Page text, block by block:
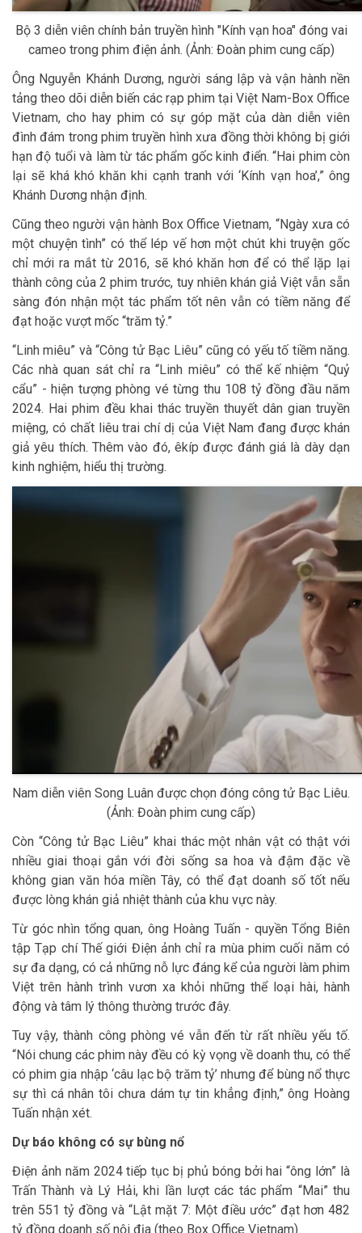
Bộ 3 diễn viên chính bản truyền hình "Kính vạn hoa" đóng vai
cameo trong phim điện ảnh. (Ảnh: Đoàn phim cung cấp)
Ông Nguyễn Khánh Dương, người sáng lập và vận hành nền
tảng theo dõi diễn biến các rạp phim tại Việt Nam-Box Office
Vietnam, cho hay phim có sự góp mặt của dàn diễn viên
đình đám trong phim truyền hình xưa đồng thời không bị giới
hạn độ tuổi và làm từ tác phẩm gốc kinh điển. “Hai phim còn
lại sẽ khá khó khăn khi cạnh tranh với ‘Kính vạn hoa’,” ông
Khánh Dương nhận định.
Cũng theo người vận hành Box Office Vietnam, “Ngày xưa có
một chuyện tình” có thể lép vế hơn một chút khi truyện gốc
chỉ mới ra mắt từ 2016, sẽ khó khăn hơn để có thể lặp lại
thành công của 2 phim trước, tuy nhiên khán giả Việt vẫn sẵn
sàng đón nhận một tác phẩm tốt nên vẫn có tiềm năng để
đạt hoặc vượt mốc “trăm tỷ.”
“Linh miêu” và “Công tử Bạc Liêu” cũng có yếu tố tiềm năng.
Các nhà quan sát chỉ ra “Linh miêu” có thể kế nhiệm “Quỷ
cẩu” - hiện tượng phòng vé từng thu 108 tỷ đồng đầu năm
2024. Hai phim đều khai thác truyền thuyết dân gian truyền
miệng, có chất liêu trai chí dị của Việt Nam đang được khán
giả yêu thích. Thêm vào đó, êkíp được đánh giá là dày dạn
kinh nghiệm, hiểu thị trường.
Nam diễn viên Song Luân được chọn đóng công tử Bạc Liêu.
(Ảnh: Đoàn phim cung cấp)
Còn “Công tử Bạc Liêu” khai thác một nhân vật có thật với
nhiều giai thoại gắn với đời sống sa hoa và đậm đặc về
không gian văn hóa miền Tây, có thể đạt doanh số tốt nếu
được lòng khán giả nhiệt thành của khu vực này.
Từ góc nhìn tổng quan, ông Hoàng Tuấn - quyền Tổng Biên
tập Tạp chí Thế giới Điện ảnh chỉ ra mùa phim cuối năm có
sự đa dạng, có cả những nỗ lực đáng kể của người làm phim
Việt trên hành trình vươn xa khỏi những thể loại hài, hành
động và tâm lý thông thường trước đây.
Tuy vậy, thành công phòng vé vẫn đến từ rất nhiều yếu tố.
“Nói chung các phim này đều có kỳ vọng về doanh thu, có thể
có phim gia nhập ‘câu lạc bộ trăm tỷ’ nhưng để bùng nổ thực
sự thì cá nhân tôi chưa dám tự tin khẳng định,” ông Hoàng
Tuấn nhận xét.
Dự báo không có sự bùng nổ
Điện ảnh năm 2024 tiếp tục bị phủ bóng bởi hai “ông lớn” là
Trấn Thành và Lý Hải, khi lần lượt các tác phẩm “Mai” thu
trên 551 tỷ đồng và “Lật mặt 7: Một điều ước” đạt hơn 482
tỷ đồng doanh số nội địa (theo Box Office Vietnam).